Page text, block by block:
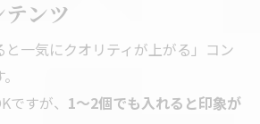
ンツ
と一気にクオリティが上がる」コン
すが、 1〜2個でも入れると印象が